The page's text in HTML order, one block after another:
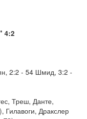
4:2
2:2 - 54 Шмид, 3:2 -
Треш, Данте,
Гилавоги, Дракслер